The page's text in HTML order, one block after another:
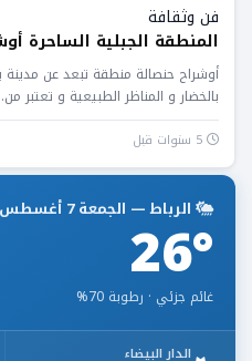
فن وثقافة
المنطقة الجبلية الساحرة
بالخضار و المناظر الطبيعية و تعتبر
الرباط — الجمعة 7 أغسطس
26°
غائم جزئي · رطوبة 70%
الدار البيضاء